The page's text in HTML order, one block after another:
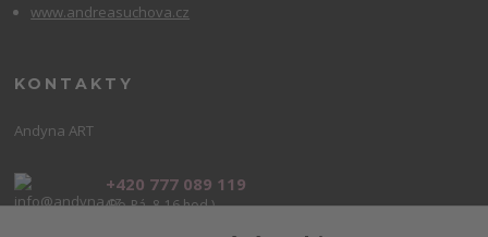
www.andreasuchova.cz
KONTAKTY
Andyna ART
+420 777 089 119
(Po-Pá, 8-16 hod.)